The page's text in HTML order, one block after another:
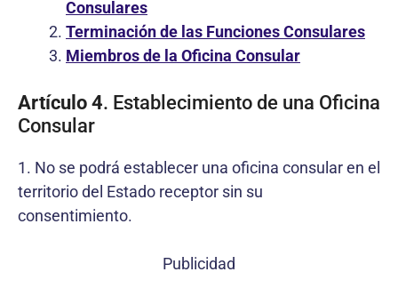
Consulares
Terminación de las Funciones Consulares
Miembros de la Oficina Consular
Artículo 4. Establecimiento de una Oficina
Consular
1. No se podrá establecer una oficina consular en el
territorio del Estado receptor sin su
consentimiento.
Publicidad